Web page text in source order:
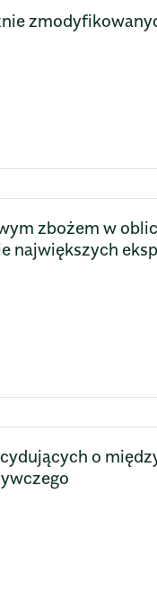
zbożem w
największych
o